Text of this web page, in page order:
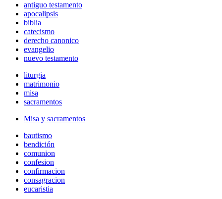
antiguo testamento
apocalipsis
biblia
catecismo
derecho canonico
evangelio
nuevo testamento
liturgia
matrimonio
misa
sacramentos
Misa y sacramentos
bautismo
bendición
comunion
confesion
confirmacion
consagracion
eucaristia